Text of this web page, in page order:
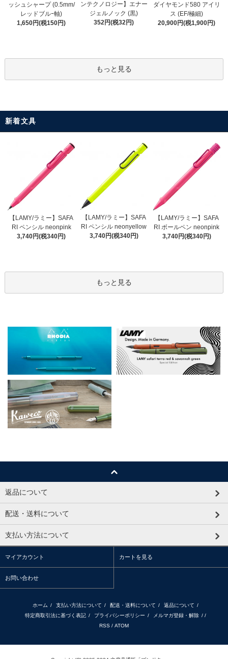
ッシュシャープ (0.5mm/
レッドブルｰ軸)
1,650円(税150円)
ンテクノロジー】エナー
ジェルノック (黒)
352円(税32円)
ダイヤモンド580 アイリ
ス (EF/極細)
20,900円(税1,900円)
もっと見る
新着文具
【LAMY/ラミー】SAFA
RI ペンシル neonpink
3,740円(税340円)
【LAMY/ラミー】SAFA
RI ペンシル neonyellow
3,740円(税340円)
【LAMY/ラミー】SAFA
RI ボールペン neonpink
3,740円(税340円)
もっと見る
返品について
配送・送料について
支払い方法について
マイアカウント カートを見る
お問い合わせ
ホーム / 支払い方法について / 配送・送料について / 返品について /
特定商取引法に基づく表記 / プライバシーポリシー / メルマガ登録・解除 / /
RSS / ATOM